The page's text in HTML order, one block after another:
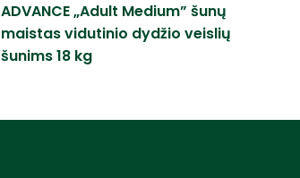
ADVANCE „Adult Medium” šunų
maistas vidutinio dydžio veislių
šunims 18 kg